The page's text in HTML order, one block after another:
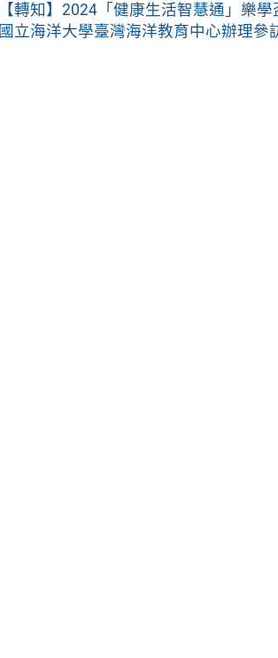
【轉知】2024「健康生活智慧通」樂
國立海洋大學臺灣海洋教育中心辦理參